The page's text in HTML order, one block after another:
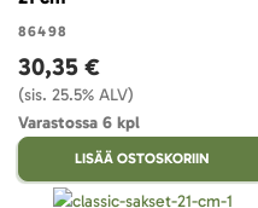
86498
30,35 €
(sis. 25.5% ALV)
Varastossa 6 kpl
LISÄÄ OSTOSKORIIN